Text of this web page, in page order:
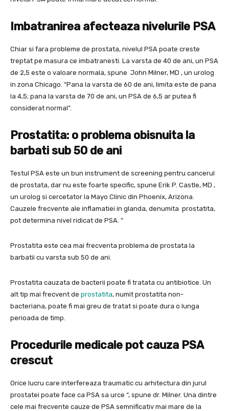
Imbatranirea afecteaza nivelurile PSA
Chiar si fara probleme de prostata, nivelul PSA poate creste
treptat pe masura ce imbatranesti. La varsta de 40 de ani, un PSA
de 2,5 este o valoare normala, spune John Milner, MD , un urolog
in zona Chicago. “Pana la varsta de 60 de ani, limita este de pana
la 4,5; pana la varsta de 70 de ani, un PSA de 6,5 ar putea fi
considerat normal”.
Prostatita: o problema obisnuita la
barbati sub 50 de ani
Testul PSA este un bun instrument de screening pentru cancerul
de prostata, dar nu este foarte specific, spune Erik P. Castle, MD ,
un urolog si cercetator la Mayo Clinic din Phoenix, Arizona.
Cauzele frecvente ale inflamatiei in glanda, denumita prostatita,
pot determina nivel ridicat de PSA. ”
Prostatita este cea mai frecventa problema de prostata la
barbatii cu varsta sub 50 de ani.
Prostatita cauzata de bacterii poate fi tratata cu antibiotice. Un
alt tip mai frecvent de prostatita, numit prostatita non-
bacteriana, poate fi mai greu de tratat si poate dura o lunga
perioada de timp.
Procedurile medicale pot cauza PSA
crescut
Orice lucru care interfereaza traumatic cu arhitectura din jurul
prostatei poate face ca PSA sa urce “, spune dr. Milner. Una dintre
cele mai frecvente cauze de PSA semnificativ mai mare de la